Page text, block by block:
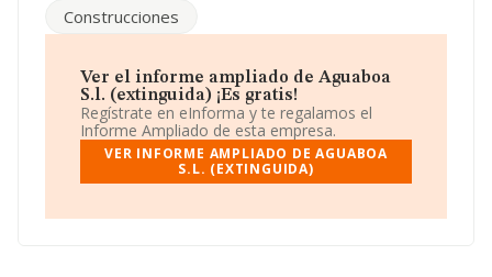
actividad CNAE es '%cnae%' con código 6812. La
compañía no tiene actividad en mercados exteriores.
La empresa Aguaboa S.L. (extinguida), NIF
B36478071, está situada en Calle Carlos Casares
Mourino núm. 12, (36940), Cangas, provincia de
Pontevedra, Galicia.
Con los datos a disposición de INFORMA sobre 231.218
empresas pertenecientes al sector, en el ámbito
millones de euros y el promedio de la facturación de
Construcciones
Ver el informe ampliado de Aguaboa
S.l. (extinguida) ¡Es gratis!
Regístrate en eInforma y te regalamos el
Informe Ampliado de esta empresa.
VER INFORME AMPLIADO DE AGUABOA
S.L. (EXTINGUIDA)